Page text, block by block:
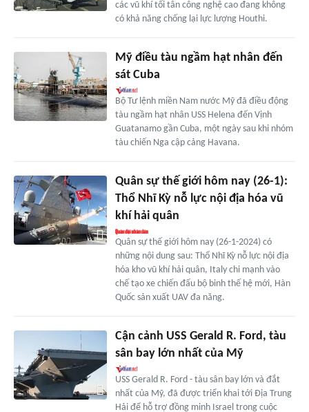
các vũ khí tối tân công nghệ cao đang không
có khả năng chống lại lực lượng Houthi.
Mỹ điều tàu ngầm hạt nhân đến
sát Cuba
Bộ Tư lệnh miền Nam nước Mỹ đã điều động
tàu ngầm hạt nhân USS Helena đến Vịnh
Guatanamo gần Cuba, một ngày sau khi nhóm
tàu chiến Nga cập cảng Havana.
Quân sự thế giới hôm nay (26-1):
Thổ Nhĩ Kỳ nỗ lực nội địa hóa vũ
khí hải quân
Quân sự thế giới hôm nay (26-1-2024) có
những nội dung sau: Thổ Nhĩ Kỳ nỗ lực nội địa
hóa kho vũ khí hải quân, Italy chi mạnh vào
chế tạo xe chiến đấu bộ binh thế hệ mới, Hàn
Quốc sản xuất UAV đa năng.
Cận cảnh USS Gerald R. Ford, tàu
sân bay lớn nhất của Mỹ
USS Gerald R. Ford - tàu sân bay lớn và đắt
nhất của Mỹ, đã được triển khai tới Địa Trung
Hải để hỗ trợ đồng minh Israel trong cuộc